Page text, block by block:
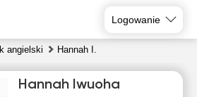
Logowanie
angielski Hannah I.
Hannah Iwuoha